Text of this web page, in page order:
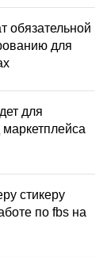
обязательной
для
для
стикеру
по fbs на